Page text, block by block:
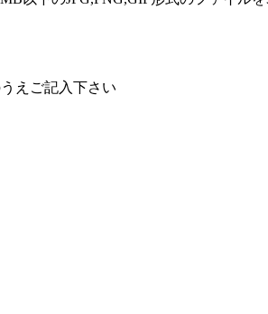
えご記入下さい